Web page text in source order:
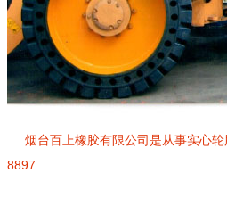
烟台百上橡胶有限公司是从事实心轮
8897